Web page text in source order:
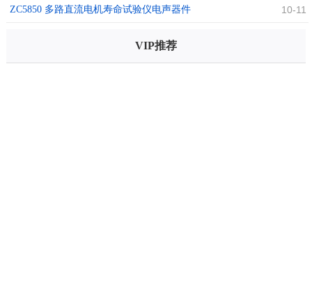
ZC5850 多路直流电机寿命试验仪电声器件 10-11
VIP推荐